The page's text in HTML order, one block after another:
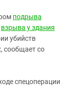
подрыва
взрыва у здания
убийств
сообщает со
спецоперации